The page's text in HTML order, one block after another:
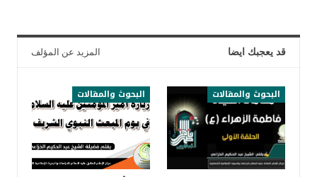
قد يعجبك ايضا المزيد عن المؤلف
البحوث والمقالات البحوث والمقالات